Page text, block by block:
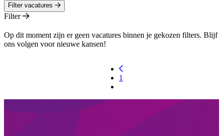
Filter vacatures
Filter
Op dit moment zijn er geen vacatures binnen je gekozen filters. Blijf
ons volgen voor nieuwe kansen!
1